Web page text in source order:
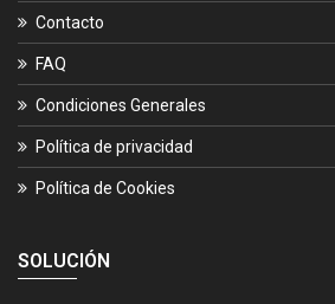
Contacto
FAQ
Condiciones Generales
Política de privacidad
Política de Cookies
SOLUCIÓN